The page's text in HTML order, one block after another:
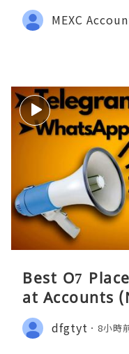
MEXC
Best O7
at Accounts
dfgtyt 8小時